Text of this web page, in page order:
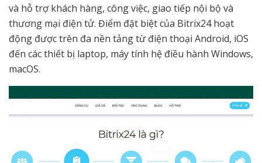
và hỗ trợ khách hàng, công việc, giao tiếp nội bộ và
thương mại điện tử. Điểm đặt biệt của Bitrix24 hoạt
động được trên đa nền tảng từ điện thoại Android, iOS
đến các thiết bị laptop, máy tính hệ điều hành Windows,
macOS.